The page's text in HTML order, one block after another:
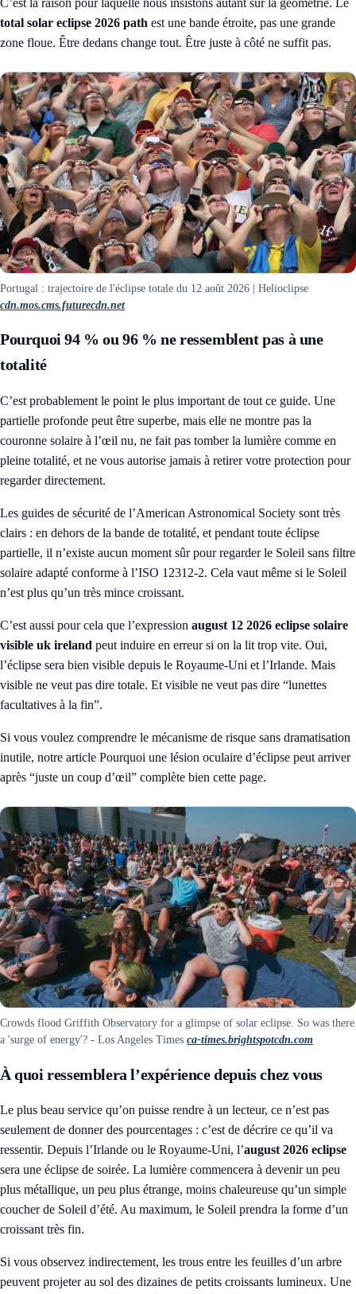
total solar eclipse 2026 path est une bande étroite, pas une grande
zone floue. Être dedans change tout. Être juste à côté ne suffit pas.
Portugal : trajectoire de l'éclipse totale du 12 août 2026 | Helioclipse
cdn.mos.cms.futurecdn.net
Pourquoi 94 % ou 96 % ne ressemblent pas à une
totalité
C’est probablement le point le plus important de tout ce guide. Une
partielle profonde peut être superbe, mais elle ne montre pas la
couronne solaire à l’œil nu, ne fait pas tomber la lumière comme en
pleine totalité, et ne vous autorise jamais à retirer votre protection pour
regarder directement.
Les guides de sécurité de l’American Astronomical Society sont très
clairs : en dehors de la bande de totalité, et pendant toute éclipse
partielle, il n’existe aucun moment sûr pour regarder le Soleil sans filtre
solaire adapté conforme à l’ISO 12312-2. Cela vaut même si le Soleil
n’est plus qu’un très mince croissant.
C’est aussi pour cela que l’expression august 12 2026 eclipse solaire
visible uk ireland peut induire en erreur si on la lit trop vite. Oui,
l’éclipse sera bien visible depuis le Royaume-Uni et l’Irlande. Mais
visible ne veut pas dire totale. Et visible ne veut pas dire “lunettes
facultatives à la fin”.
Si vous voulez comprendre le mécanisme de risque sans dramatisation
inutile, notre article Pourquoi une lésion oculaire d’éclipse peut arriver
après “juste un coup d’œil” complète bien cette page.
Crowds flood Griffith Observatory for a glimpse of solar eclipse. So was there
a 'surge of energy'? - Los Angeles Times ca-times.brightspotcdn.com
À quoi ressemblera l’expérience depuis chez vous
Le plus beau service qu’on puisse rendre à un lecteur, ce n’est pas
seulement de donner des pourcentages : c’est de décrire ce qu’il va
ressentir. Depuis l’Irlande ou le Royaume-Uni, l’august 2026 eclipse
sera une éclipse de soirée. La lumière commencera à devenir un peu
plus métallique, un peu plus étrange, moins chaleureuse qu’un simple
coucher de Soleil d’été. Au maximum, le Soleil prendra la forme d’un
croissant très fin.
Si vous observez indirectement, les trous entre les feuilles d’un arbre
peuvent projeter au sol des dizaines de petits croissants lumineux. Une